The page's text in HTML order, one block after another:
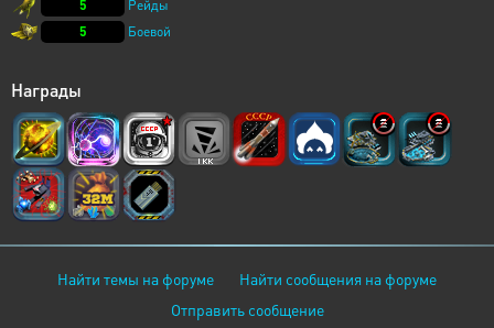
5
Рейды
5
Боевой
Награды
Найти темы на форуме
Найти сообщения на форуме
Отправить сообщение